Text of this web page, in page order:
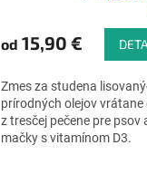
produktu
je
z
5
hviezdičiek.
od 15,90 €
Zmes za studena
prírodných olejov vrátane
z tresčej pečene pre psov
mačky s vitamínom D3.